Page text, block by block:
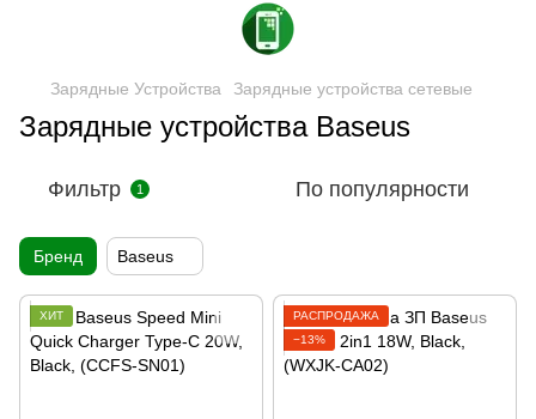
Зарядные Устройства Зарядные устройства сетевые
Зарядные устройства Baseus
Фильтр 1 По популярности
Бренд Baseus
ХИТ
РАСПРОДАЖА
−13%